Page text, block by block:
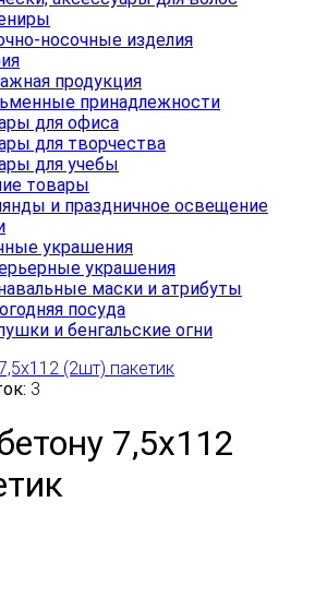
носочные изделия
продукция
принадлежности
для офиса
для творчества
для учебы
товары
и праздничное освещение
украшения
украшения
маски и атрибуты
посуда
и бенгальские огни
3
7,5х112